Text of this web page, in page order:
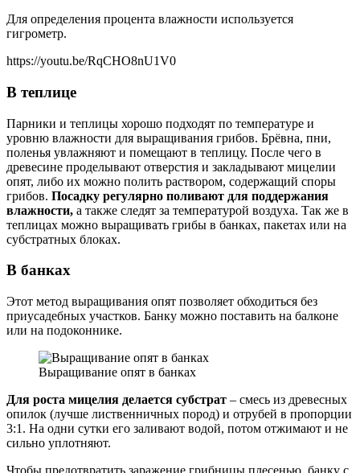
Для определения процента влажности используется
гигрометр.
https://youtu.be/RqCHO8nU1V0
В теплице
Парники и теплицы хорошо подходят по температуре и
уровню влажности для выращивания грибов. Брёвна, пни,
поленья увлажняют и помещают в теплицу. После чего в
древесине проделывают отверстия и закладывают мицелии
опят, либо их можно полить раствором, содержащий споры
грибов. Посадку регулярно поливают для поддержания
влажности, а также следят за температурой воздуха. Так же в
теплицах можно выращивать грибы в банках, пакетах или на
субстратных блоках.
В банках
Этот метод выращивания опят позволяет обходиться без
приусадебных участков. Банку можно поставить на балконе
или на подоконнике.
Выращивание опят в банках
Для роста мицелия делается субстрат – смесь из древесных
опилок (лучше лиственничных пород) и отрубей в пропорции
3:1. На одни сутки его заливают водой, потом отжимают и не
сильно уплотняют.